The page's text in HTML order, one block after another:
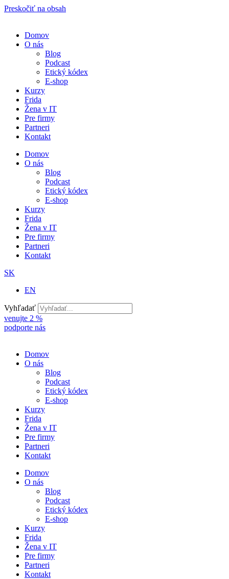
Preskočiť na obsah
Domov
O nás
Blog
Podcast
Etický kódex
E-shop
Kurzy
Frida
Žena v IT
Pre firmy
Partneri
Kontakt
Domov
O nás
Blog
Podcast
Etický kódex
E-shop
Kurzy
Frida
Žena v IT
Pre firmy
Partneri
Kontakt
SK
EN
Vyhľadať
venujte 2 %
podporte nás
Domov
O nás
Blog
Podcast
Etický kódex
E-shop
Kurzy
Frida
Žena v IT
Pre firmy
Partneri
Kontakt
Domov
O nás
Blog
Podcast
Etický kódex
E-shop
Kurzy
Frida
Žena v IT
Pre firmy
Partneri
Kontakt